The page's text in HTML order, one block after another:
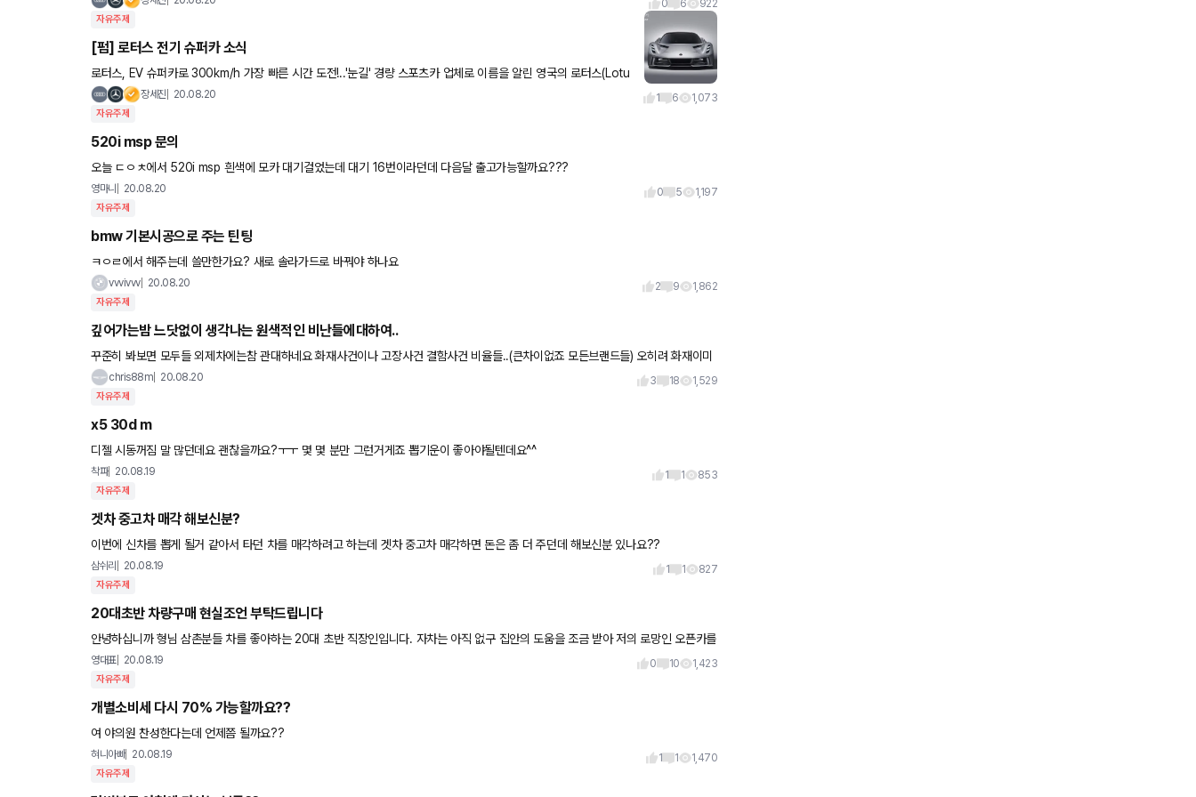
0 6 922
자유주제
[펌] 로터스 전기 슈퍼카 소식
로터스, EV 슈퍼카로 300km/h 가장 빠른 시간 도전!..'눈길' 경량 스포츠카 업체로 이름을 알린 영국의 로터스(Lotu
s)가 연말부터 생산에 돌입할 첫 전기(EV) 슈퍼카인 에비야(Evi
장세진 20.08.20 1 6 1,073
자유주제
520i msp 문의
오늘 ㄷㅇㅊ에서 520i msp 흰색에 모카 대기걸었는데 대기 16번이라던데 다음달 출고가능할까요???
영마니 20.08.20 0 5 1,197
자유주제
bmw 기본시공으로 주는 틴팅
ㅋㅇㄹ에서 해주는데 쓸만한가요? 새로 솔라가드로 바꿔야 하나요
vvvivvv 20.08.20 2 9 1,862
자유주제
깊어가는밤 느닷없이 생각나는 원색적인 비난들에대하여..
꾸준히 봐보면 모두들 외제차에는참 관대하네요 화재사건이나 고장사건 결함사건 비율들..(큰차이없죠 모든브랜드들) 오히려 화재이미
지는 bm이 안고갔죠 그럴때도 쉴드만 치고싶은 분들은 절대적인수치만얘기하
chris88m 20.08.20 3 18 1,529
자유주제
x5 30d m
디젤 시동꺼짐 말 많던데요 괜찮을까요?ㅜㅜ 몇 몇 분만 그런거게죠 뽑기운이 좋아야될텐데요^^
착파 20.08.19 1 1 853
자유주제
겟차 중고차 매각 해보신분?
이번에 신차를 뽑게 될거 같아서 타던 차를 매각하려고 하는데 겟차 중고차 매각하면 돈은 좀 더 주던데 해보신분 있나요??
삼쉬리 20.08.19 1 1 827
자유주제
20대초반 차량구매 현실조언 부탁드립니다
안녕하십니까 형님 삼촌분들 차를 좋아하는 20대 초반 직장인입니다. 자차는 아직 없구 집안의 도움을 조금 받아 저의 로망인 오픈카를
구매하고싶어 집안의 도움을 조금 받아 e450 카브리올레를
영대표 20.08.19 0 10 1,423
자유주제
개별소비세 다시 70% 가능할까요??
여 야의원 찬성한다는데 언제쯤 될까요??
혀니아빠 20.08.19 1 1 1,470
자유주제